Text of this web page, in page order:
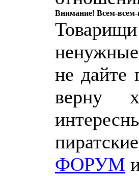
Внимание! Всем-всем-
не дайте
верну
ФОРУМ